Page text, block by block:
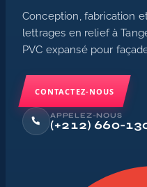
Conception, fabrication
lettrages en relief à
PVC expansé pour
CONTACTEZ-NOUS
APPELEZ-NOUS
(+212) 660-